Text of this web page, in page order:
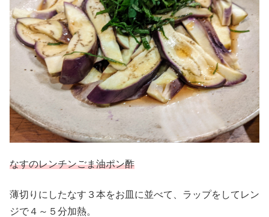
なすのレンチンごま油ポン酢
薄切りにしたなす３本をお皿に並べて、ラップをしてレン
ジで４～５分加熱。